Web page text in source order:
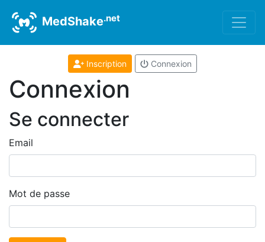
MedShake.net
Inscription Connexion
Connexion
Se connecter
Email
Mot de passe